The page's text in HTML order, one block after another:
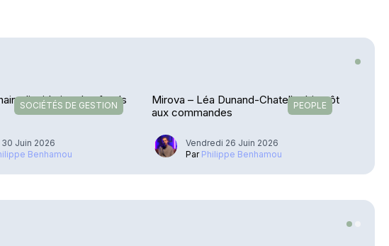
SOCIÉTÉS DE GESTION
liquidation des fonds
30 Juin 2026
Benhamou
PEOPLE
Mirova – Léa Dunand-Chatellet bientôt
aux commandes
Vendredi 26 Juin 2026
Par Philippe Benhamou